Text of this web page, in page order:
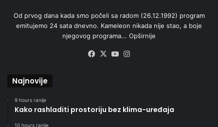
Od prvog dana kada smo počeli sa radom (26.12.1992) program
emitujemo 24 sata dnevno. Kameleon nikada nije stao, a boje
njegovog programa... Opširnije
Facebook
X YouTube
Najnovije
9 hours ranije
Kako rashladiti prostoriju bez klima-uređaja
10 hours ranije